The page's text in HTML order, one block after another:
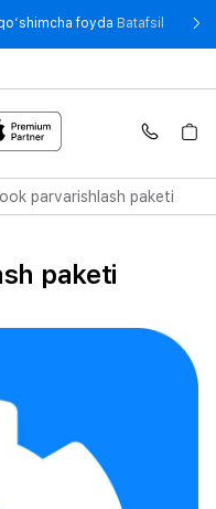
foyda Batafsil -
parvarishlash paketi
paketi